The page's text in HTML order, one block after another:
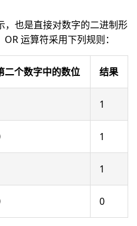
，也是直接对数字的二进制形
运算符采用下列规则：
二个数字中的数位 结果
1
1
1
0